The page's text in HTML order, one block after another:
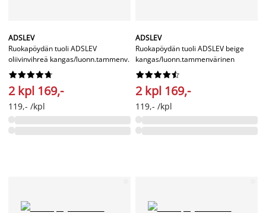
ADSLEV
Ruokapöydän tuoli ADSLEV
oliivinvihreä kangas/luonn.tammenv.






2 kpl 169,-
119,- /kpl
ADSLEV
Ruokapöydän tuoli ADSLEV beige
kangas/luonn.tammenvärinen






2 kpl 169,-
119,- /kpl